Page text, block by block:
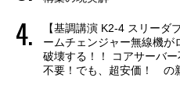
【基調講演 K2-4 スリーダ
ームチェンジャー無線機が
破壊する！！ コアサーバ
不要！でも、超安価！ の